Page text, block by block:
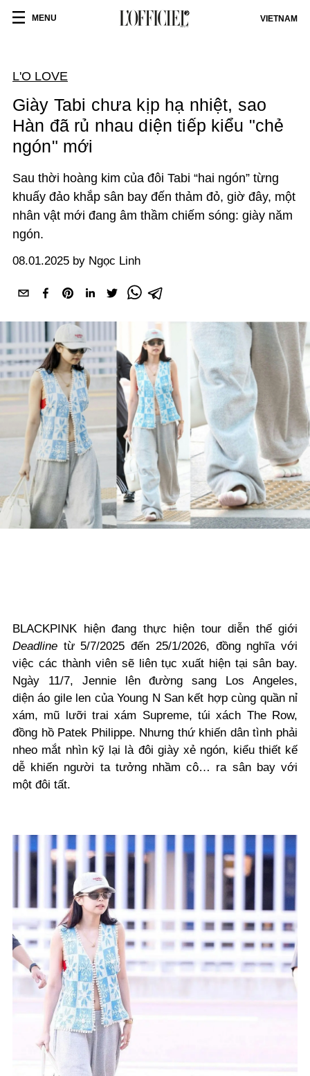
MENU VIETNAM
L'O LOVE
Giày Tabi chưa kịp hạ nhiệt, sao
Hàn đã rủ nhau diện tiếp kiểu "chẻ
ngón" mới
Sau thời hoàng kim của đôi Tabi “hai ngón” từng
khuấy đảo khắp sân bay đến thảm đỏ, giờ đây, một
nhân vật mới đang âm thầm chiếm sóng: giày năm
ngón.
08.01.2025 by Ngọc Linh
BLACKPINK hiện đang thực hiện tour diễn thế giới
Deadline từ 5/7/2025 đến 25/1/2026, đồng nghĩa với
việc các thành viên sẽ liên tục xuất hiện tại sân bay.
Ngày 11/7, Jennie lên đường sang Los Angeles,
diệnáo gile len của Young N San kết hợp cùng quần nỉ
xám, mũ lưỡi trai xám Supreme, túi xách The Row,
đồng hồ Patek Philippe. Nhưng thứ khiến dân tình phải
nheo mắt nhìn kỹ lại là đôi giày xẻ ngón, kiểu thiết kế
dễ khiến người ta tưởng nhầm cô… ra sân bay với
một đôi tất.